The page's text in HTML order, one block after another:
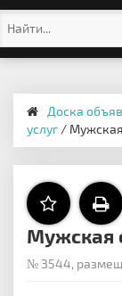
Доска
услуг/ Мужская
Мужская
№ 3544,